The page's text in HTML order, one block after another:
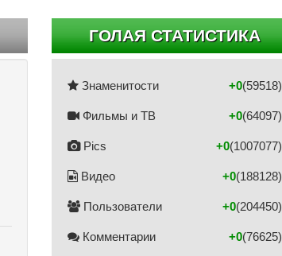
ГОЛАЯ СТАТИСТИКА
Знаменитости (59518)
+0
Фильмы и ТВ (64097)
+0
Pics (1007077)
+0
Видео (188128)
+0
Пользователи (204450)
+0
Комментарии (76625)
+0